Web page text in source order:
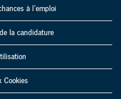
à l’emploi
la candidature
Cookies